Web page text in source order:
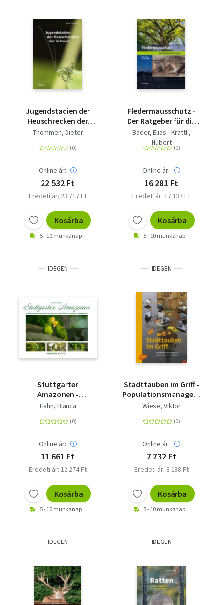
Jugendstadien der
Heuschrecken der
Schweiz
Thommen, Dieter
Online ár:
22 532 Ft
Eredeti ár: 23 717 Ft
Kosárba
5 - 10 munkanap
Fledermausschutz -
Der Ratgeber für die
Praxis
Bader, Elias - Krättli,
Hubert
Online ár:
16 281 Ft
Eredeti ár: 17 137 Ft
Kosárba
5 - 10 munkanap
IDEGEN
Stuttgarter
Amazonen -
Familengeschichten,
wilder Papageien
Hahn, Bianca
Online ár:
11 661 Ft
Eredeti ár: 12 274 Ft
Kosárba
5 - 10 munkanap
IDEGEN
Stadttauben im Griff -
Populationsmanagement
- artgerecht und
Wiese, Viktor
Online ár:
7 732 Ft
Eredeti ár: 8 138 Ft
Kosárba
5 - 10 munkanap
IDEGEN IDEGEN